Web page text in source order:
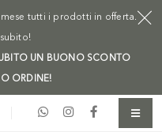
tutti i prodotti in offerta.
UN BUONO SCONTO
ORDINE!